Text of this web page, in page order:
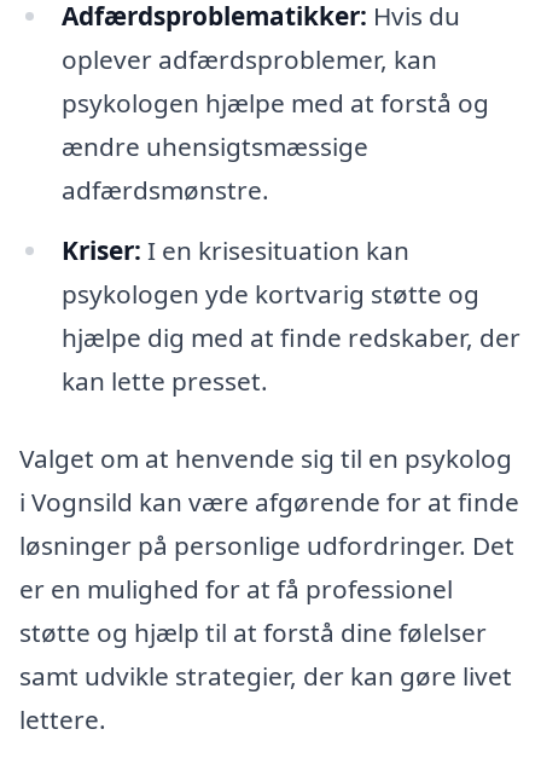
Adfærdsproblematikker: Hvis du
oplever adfærdsproblemer, kan
psykologen hjælpe med at forstå og
ændre uhensigtsmæssige
adfærdsmønstre.
Kriser: I en krisesituation kan
psykologen yde kortvarig støtte og
hjælpe dig med at finde redskaber, der
kan lette presset.
Valget om at henvende sig til en psykolog
i Vognsild kan være afgørende for at finde
løsninger på personlige udfordringer. Det
er en mulighed for at få professionel
støtte og hjælp til at forstå dine følelser
samt udvikle strategier, der kan gøre livet
lettere.